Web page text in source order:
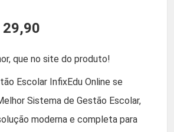
29,90
p
r
que no site do produto!
Escolar InfixEdu Online se
Sistema de Gestão Escolar,
moderna e completa para